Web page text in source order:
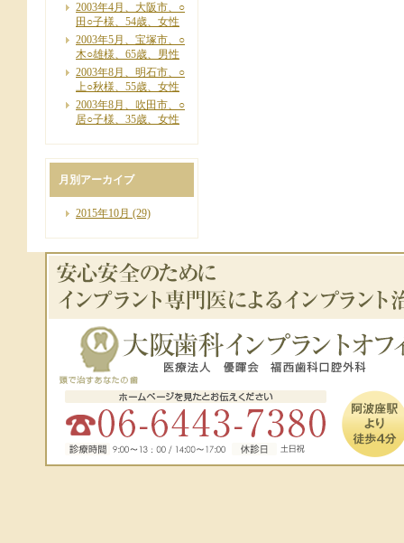
2003年4月、大阪市、○
田○子様、54歳、女性
2003年5月、宝塚市、○
木○雄様、65歳、男性
2003年8月、明石市、○
上○秋様、55歳、女性
2003年8月、吹田市、○
居○子様、35歳、女性
月別アーカイブ
2015年10月 (29)